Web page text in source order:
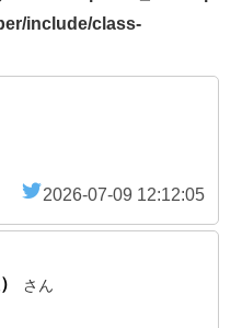
include/class-
2026-07-09 12:12:05
さん